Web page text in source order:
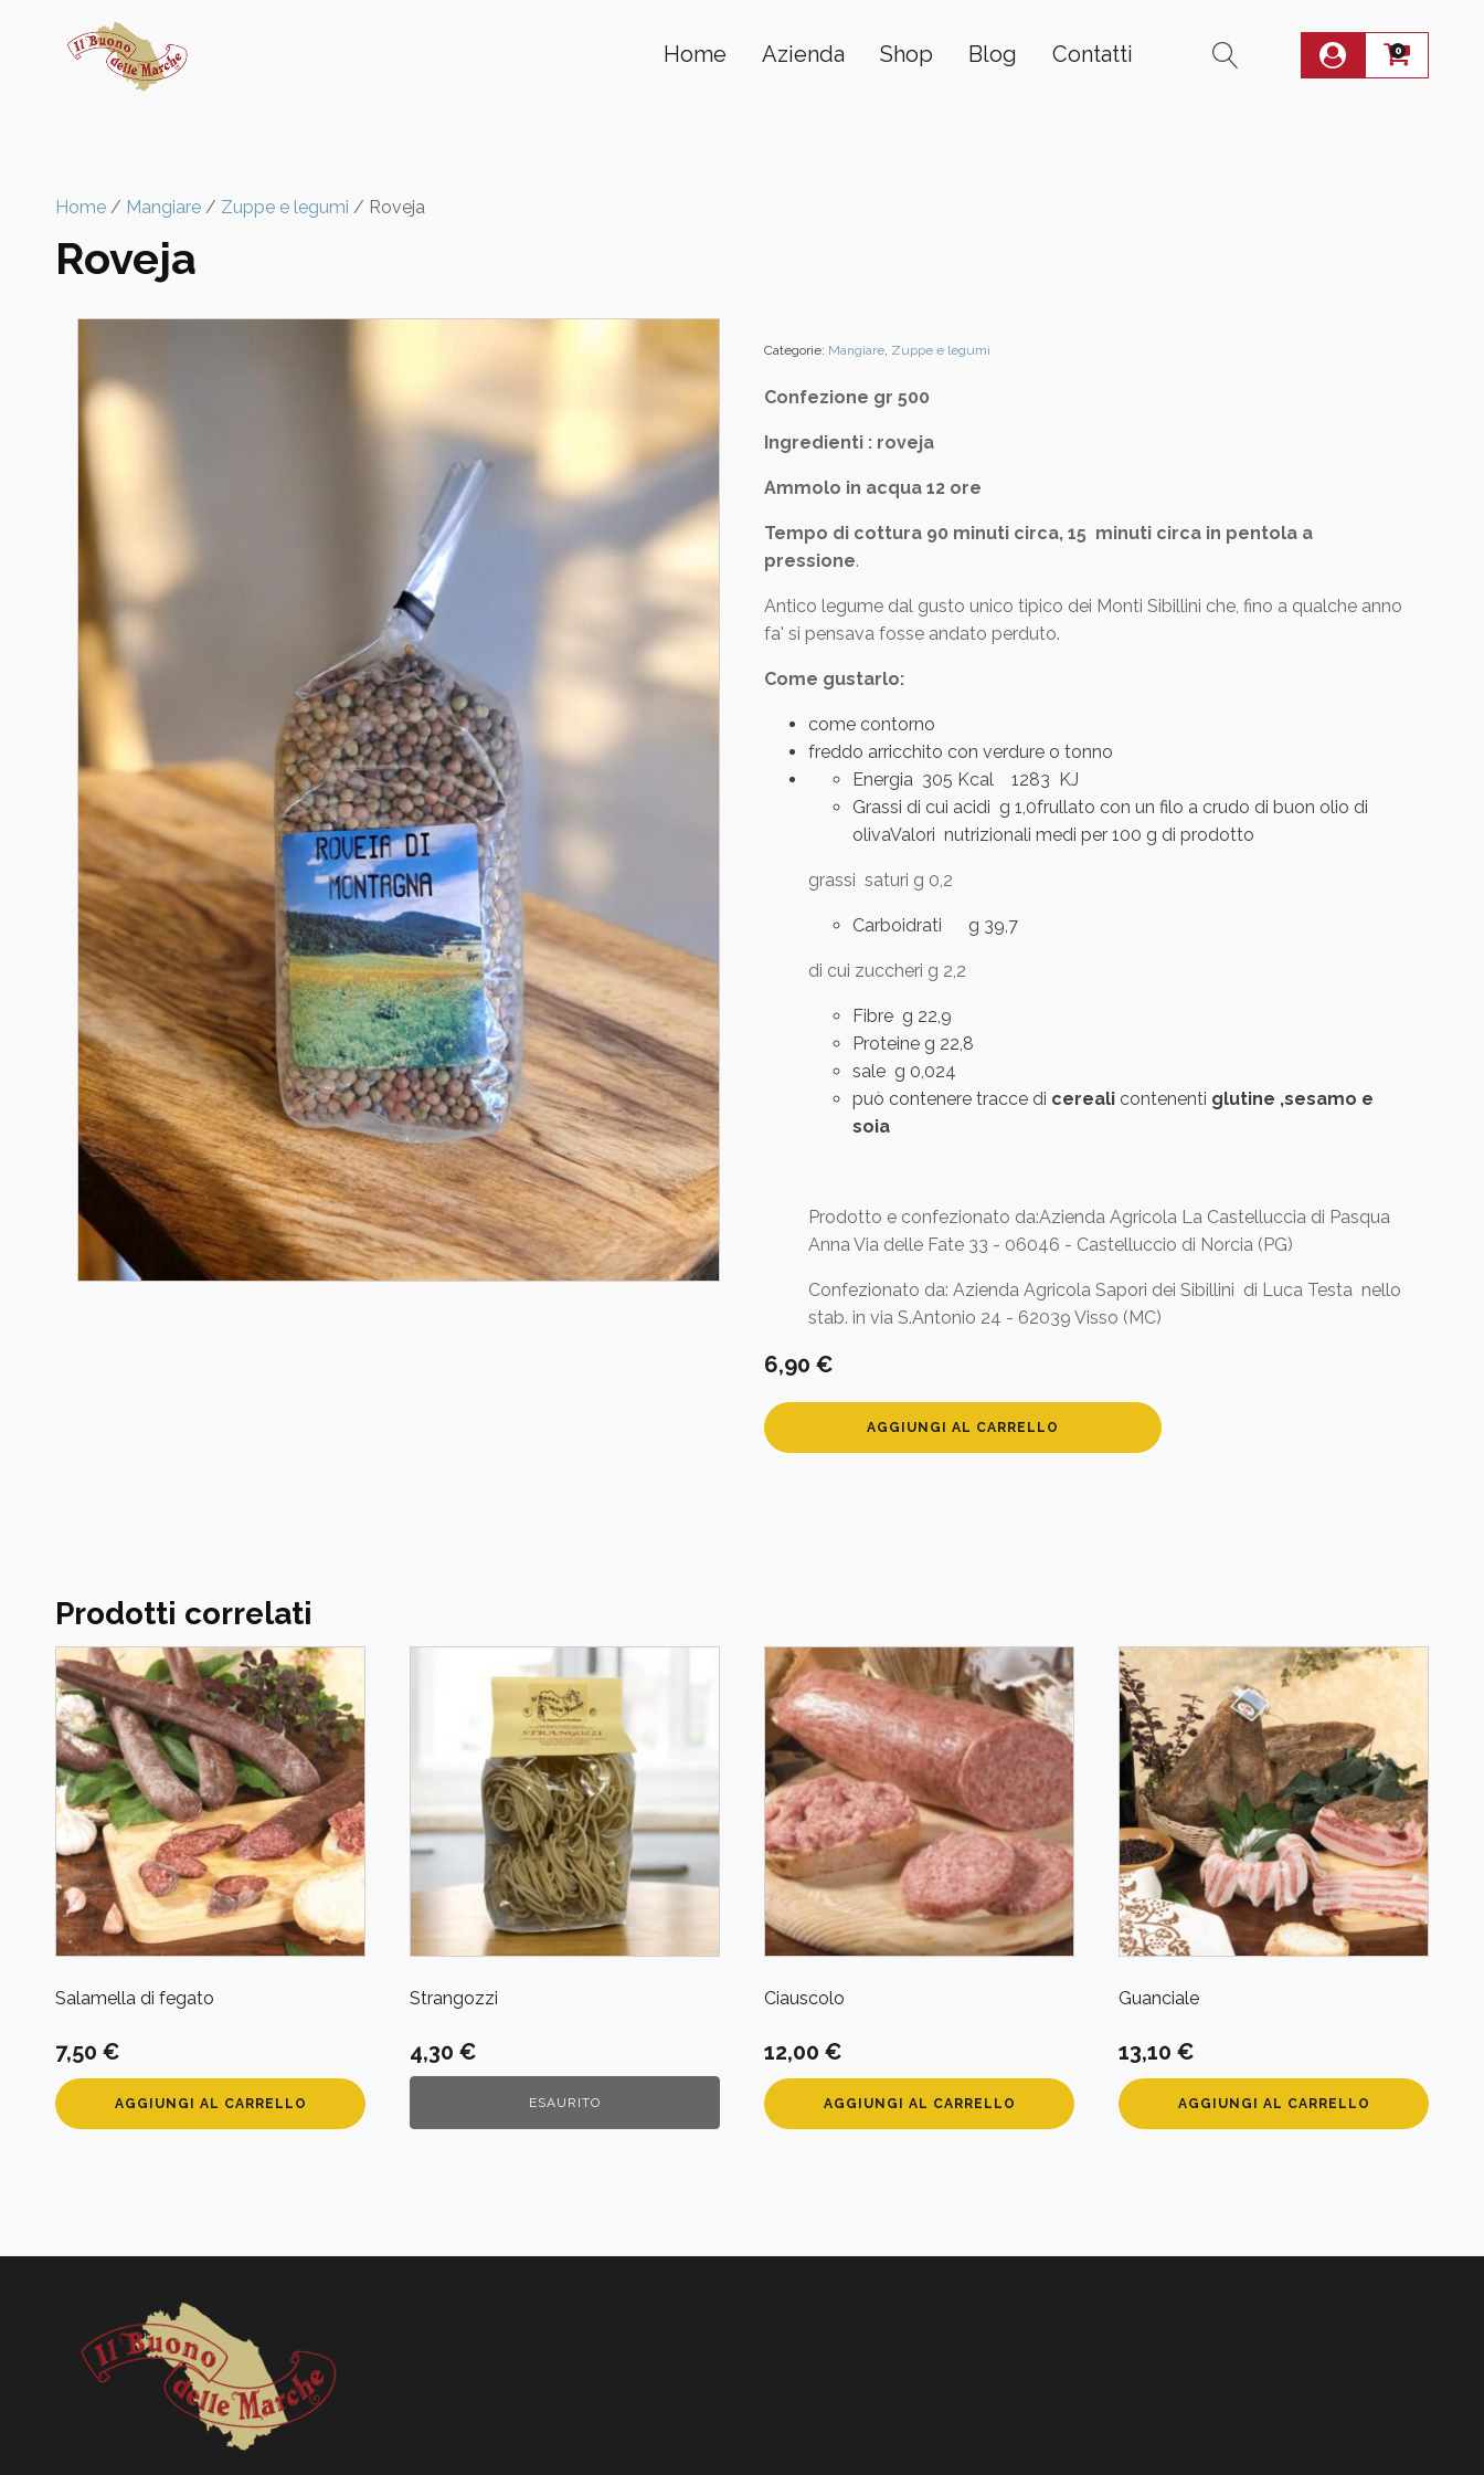
Home Azienda Shop Blog Contatti 0
Home / Mangiare / Zuppe e legumi / Roveja
Roveja
Categorie: Mangiare, Zuppe e legumi
Confezione gr 500
Ingredienti : roveja
Ammolo in acqua 12 ore
Tempo di cottura 90 minuti circa, 15 minuti circa in pentola a
pressione.
Antico legume dal gusto unico tipico dei Monti Sibillini che, fino a qualche anno
fa' si pensava fosse andato perduto.
Come gustarlo:
come contorno
freddo arricchito con verdure o tonno
Energia 305 Kcal 1283 KJ
Grassi di cui acidi g 1,0frullato con un filo a crudo di buon olio di
olivaValori nutrizionali medi per 100 g di prodotto
grassi saturi g 0,2
Carboidrati g 39,7
di cui zuccheri g 2,2
Fibre g 22,9
Proteine g 22,8
sale g 0,024
può contenere tracce di cereali contenenti glutine ,sesamo e
soia
Prodotto e confezionato da:Azienda Agricola La Castelluccia di Pasqua
Anna Via delle Fate 33 - 06046 - Castelluccio di Norcia (PG)
Confezionato da: Azienda Agricola Sapori dei Sibillini di Luca Testa nello
stab. in via S.Antonio 24 - 62039 Visso (MC)
6,90 €
Roveja
quantità
AGGIUNGI AL CARRELLO
Prodotti correlati
Salamella di fegato
7,50 €
AGGIUNGI AL CARRELLO
Strangozzi
4,30 €
ESAURITO
Ciauscolo
12,00 €
AGGIUNGI AL CARRELLO
Guanciale
13,10 €
AGGIUNGI AL CARRELLO